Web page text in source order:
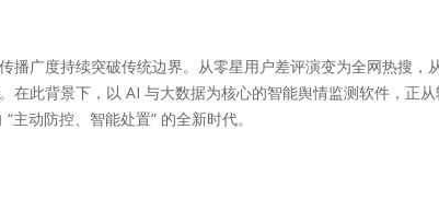
播广度持续突破传统边界。从零星用户差评演变为全网热搜，
在此背景下，以 AI 与大数据为核心的智能舆情监测软件，正
动防控、智能处置” 的全新时代。